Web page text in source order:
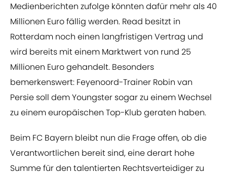
Medienberichten zufolge könnten dafür mehr als 40
Millionen Euro fällig werden. Read besitzt in
Rotterdam noch einen langfristigen Vertrag und
wird bereits mit einem Marktwert von rund 25
Millionen Euro gehandelt. Besonders
bemerkenswert: Feyenoord-Trainer Robin van
Persie soll dem Youngster sogar zu einem Wechsel
zu einem europäischen Top-Klub geraten haben.
Beim FC Bayern bleibt nun die Frage offen, ob die
Verantwortlichen bereit sind, eine derart hohe
Summe für den talentierten Rechtsverteidiger zu